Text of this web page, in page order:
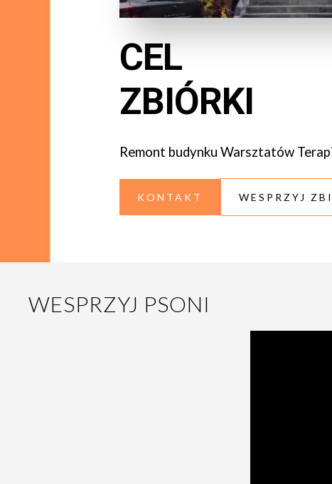
CEL
ZBIÓRKI
Remont budynku Warsztatów
KONTAKT WESPRZYJ
WESPRZYJ PSONI